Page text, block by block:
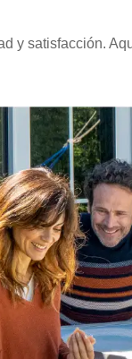
y satisfacción.